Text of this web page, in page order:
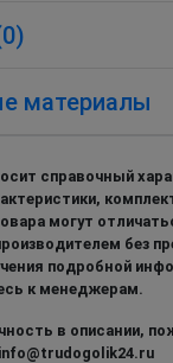
материалы
справочный
могут
без
подробной
к менеджерам.
в описании,